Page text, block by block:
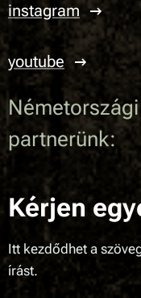
instagram
youtube
Németországi
partnerünk:
Kérjen
Itt kezdődhet a
írást.